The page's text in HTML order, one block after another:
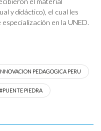
y didáctico), el cual les
en la UNED.
PEDAGOGICA PERU
#PUENTE PIEDRA